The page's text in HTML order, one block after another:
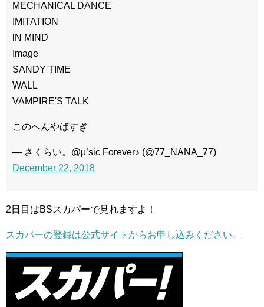
MECHANICAL DANCE
IMITATION
lN MIND
Image
SANDY TIME
WALL
VAMPIRE'S TALK
このへんやばすぎ
— さくらい。@μ’sic Forever♪ (@77_NANA_77)
December 22, 2018
2日目はBSスカパーで見れますよ！
スカパーの登録は公式サイトからお申し込みください。